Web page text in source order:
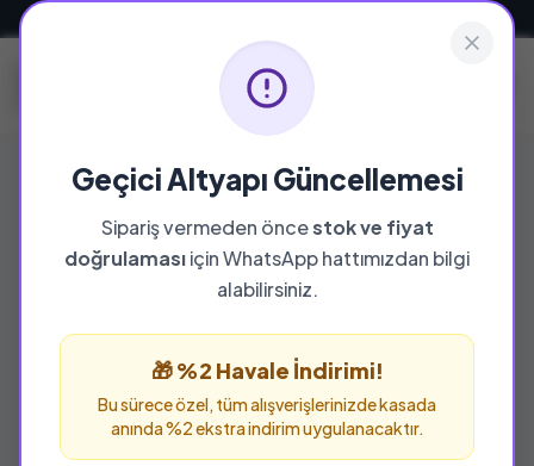
Geçici Altyapı Güncellemesi
Sipariş vermeden öncestok ve fiyat
doğrulamasıiçin WhatsApp hattımızdan bilgi
alabilirsiniz.
🎁 %2 Havale İndirimi!
Bu sürece özel, tüm alışverişlerinizde kasada
anında %2 ekstra indirim uygulanacaktır.
%25 İNDİRİM